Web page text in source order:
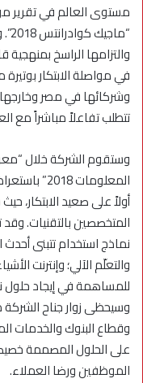
مستوى العالم في تقرير
والتزامها الراسخ بمنهجية
في مواصلة الابتكار
وشركائها في مصر
تتطلب تفاعلاً مباشراً مع
وستقوم الشركة خلال
المعلومات
أولاً على صعيد الابتكار،
المتخصصين بالتقنيات.
نماذج استخدام تتبنى أحدث
والتعلّم الآلي؛ وإنترنت
للمساهمة في إيجاد حلول
وسيحظى زوار جناح الشركة
وقطاع البنوك والخدمات
على الحلول المصممة
الموظفين ورضا العملاء.